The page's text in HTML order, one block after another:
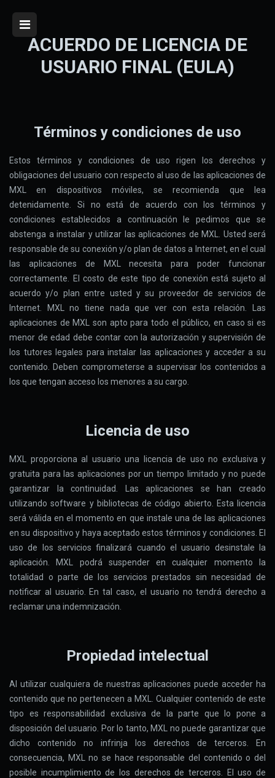
ACUERDO DE LICENCIA DE
USUARIO FINAL (EULA)
Términos y condiciones de uso
Estos términos y condiciones de uso rigen los derechos y
obligaciones del usuario con respecto al uso de las aplicaciones de
MXL en dispositivos móviles, se recomienda que lea
detenidamente. Si no está de acuerdo con los términos y
condiciones establecidos a continuación le pedimos que se
abstenga a instalar y utilizar las aplicaciones de MXL. Usted será
responsable de su conexión y/o plan de datos a Internet, en el cual
las aplicaciones de MXL necesita para poder funcionar
correctamente. El costo de este tipo de conexión está sujeto al
acuerdo y/o plan entre usted y su proveedor de servicios de
Internet. MXL no tiene nada que ver con esta relación. Las
aplicaciones de MXL son apto para todo el público, en caso si es
menor de edad debe contar con la autorización y supervisión de
los tutores legales para instalar las aplicaciones y acceder a su
contenido. Deben comprometerse a supervisar los contenidos a
los que tengan acceso los menores a su cargo.
Licencia de uso
MXL proporciona al usuario una licencia de uso no exclusiva y
gratuita para las aplicaciones por un tiempo limitado y no puede
garantizar la continuidad. Las aplicaciones se han creado
utilizando software y bibliotecas de código abierto. Esta licencia
será válida en el momento en que instale una de las aplicaciones
en su dispositivo y haya aceptado estos términos y condiciones. El
uso de los servicios finalizará cuando el usuario desinstale la
aplicación. MXL podrá suspender en cualquier momento la
totalidad o parte de los servicios prestados sin necesidad de
notificar al usuario. En tal caso, el usuario no tendrá derecho a
reclamar una indemnización.
Propiedad intelectual
Al utilizar cualquiera de nuestras aplicaciones puede acceder ha
contenido que no pertenecen a MXL. Cualquier contenido de este
tipo es responsabilidad exclusiva de la parte que lo pone a
disposición del usuario. Por lo tanto, MXL no puede garantizar que
dicho contenido no infrinja los derechos de terceros. En
consecuencia, MXL no se hace responsable del contenido o del
posible incumplimiento de los derechos de terceros. El uso de